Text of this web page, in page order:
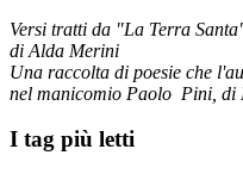
Versi tratti da "La Terra
di Alda Merini
Una raccolta di poesie che
nel manicomio Paolo Pini, di
I tag più letti